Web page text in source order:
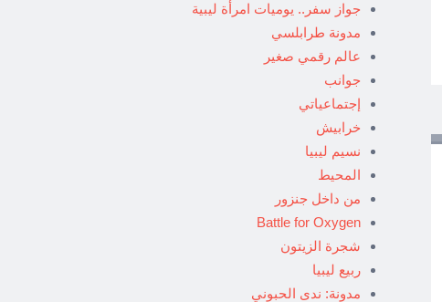
جواز سفر.. يوميات امرأة ليبية
مدونة طرابلسي
عالم رقمي صغير
جوانب
إجتماعياتي
خرابيش
نسيم ليبيا
المحيط
من داخل جنزور
Battle for Oxygen
شجرة الزيتون
ربيع ليبيا
مدونة: ندى الحبوني